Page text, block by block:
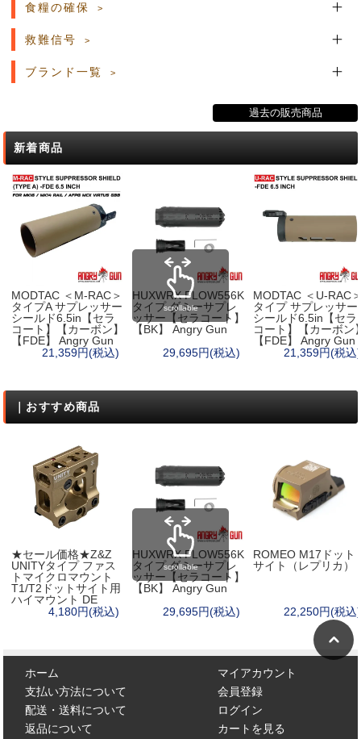
食糧の確保
救難信号
ブランド一覧
過去の販売商品
新着商品
MODTAC ＜M-RAC＞
タイプA サプレッサー
シールド6.5in【セラ
コート】【カーボン】
【FDE】 Angry Gun
21,359円(税込)
HUXWRX FLOW556K
タイプ ダミーサプレ
ッサー【セラコート】
【BK】 Angry Gun
29,695円(税込)
MODTAC ＜U-RAC
タイプ サプレッサー
シールド6.5in【セラ
コート】【カーボン
【FDE】 Angry Gun
21,359円(税込)
scrollable
｜おすすめ商品
★セール価格★Z&Z
UNITYタイプ ファス
トマイクロマウント
T1/T2ドットサイト用
ハイマウント DE
4,180円(税込)
HUXWRX FLOW556K
タイプ ダミーサプレ
ッサー【セラコート】
【BK】 Angry Gun
29,695円(税込)
ROMEO M17ドット
サイト（レプリカ）
22,250円(税込)
scrollable
ホーム
支払い方法について
配送・送料について
返品について
マイアカウント
会員登録
ログイン
カートを見る